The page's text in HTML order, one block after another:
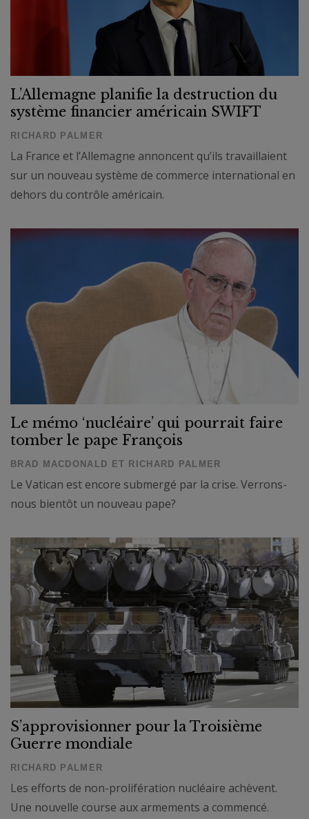
L’Allemagne planifie la destruction du
système financier américain SWIFT
RICHARD PALMER
La France et l’Allemagne annoncent qu’ils travaillaient
sur un nouveau système de commerce international en
dehors du contrôle américain.
Le mémo ‘nucléaire’ qui pourrait faire
tomber le pape François
BRAD MACDONALD ET RICHARD PALMER
Le Vatican est encore submergé par la crise. Verrons-
nous bientôt un nouveau pape?
S’approvisionner pour la Troisième
Guerre mondiale
RICHARD PALMER
Les efforts de non-prolifération nucléaire achèvent.
Une nouvelle course aux armements a commencé.